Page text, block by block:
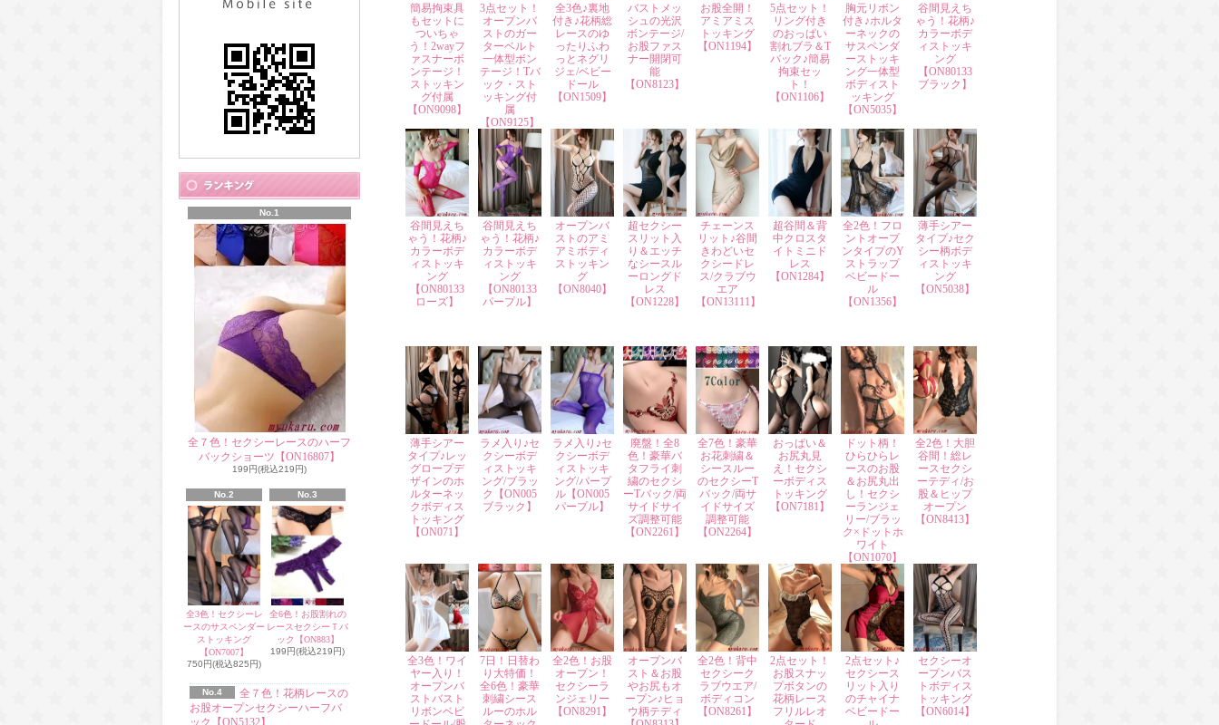
No.1
全７色！セクシーレースのハーフ
バックショーツ【ON16807】
199円(税込219円)
No.2
全3色！セクシーレ
ースのサスペンダー
ストッキング
【ON7007】
750円(税込825円)
No.3
全6色！お股割れの
レースセクシーＴバ
ック【ON883】
199円(税込219円)
No.4
全７色！花柄レースの
お股オープンセクシーハーフバ
ック【ON5132】
簡易拘束具
もセットに
ついちゃ
う！2wayフ
ァスナーボ
ンテージ！
ストッキン
グ付属
【ON9098】
3点セット！
オープンバ
ストのガー
ターベルト
一体型ボン
テージ！Tバ
ック・スト
ッキング付
属
【ON9125】
全3色♪裏地
付き♪花柄総
レースのゆ
ったりふわ
っとネグリ
ジェ/ベビー
ドール
【ON1509】
バストメッ
シュの光沢
ボンテージ/
お股ファス
ナー開閉可
能
【ON8123】
お股全開！
アミアミス
トッキング
【ON1194】
5点セット！
リング付き
のおっぱい
割れブラ＆T
バック♪簡易
拘束セッ
ト！
【ON1106】
胸元リボン
付き♪ホルタ
ーネックの
サスペンダ
ーストッキ
ング一体型
ボディスト
ッキング
【ON5035】
谷間見えち
ゃう！花柄♪
カラーボデ
ィストッキ
ング
【ON80133
ブラック】
谷間見えち
ゃう！花柄♪
カラーボデ
ィストッキ
ング
【ON80133
ローズ】
谷間見えち
ゃう！花柄♪
カラーボデ
ィストッキ
ング
【ON80133
パープル】
オープンバ
ストのアミ
アミボディ
ストッキン
グ
【ON8040】
超セクシー
スリット入
り＆エッチ
なシースル
ーロングド
レス
【ON1228】
チェーンス
リット♪谷間
きわどいセ
クシードレ
ス/クラブウ
エア
【ON13111】
超谷間＆背
中クロスタ
イトミニド
レス
【ON1284】
全2色！フロ
ントオープ
ンタイプのY
ストラップ
ベビードー
ル
【ON1356】
薄手シアー
タイプ♪セク
シー柄ボデ
ィストッキ
ング
【ON5038】
薄手シアー
タイプ♪レッ
グロープデ
ザインのホ
ルターネッ
クボディス
トッキング
【ON071】
ラメ入り♪セ
クシーボデ
ィストッキ
ング/ブラッ
ク【ON005
ブラック】
ラメ入り♪セ
クシーボデ
ィストッキ
ング/パープ
ル【ON005
パープル】
廃盤！全8
色！豪華バ
タフライ刺
繍のセクシ
ーTバック/両
サイドサイ
ズ調整可能
【ON2261】
全7色！豪華
お花刺繍＆
シースルー
のセクシーT
バック/両サ
イドサイズ
調整可能
【ON2264】
おっぱい＆
お尻丸見
え！セクシ
ーボディス
トッキング
【ON7181】
ドット柄！
ひらひらレ
ースのお股
＆お尻丸出
し！セクシ
ーランジェ
リー/ブラッ
ク×ドットホ
ワイト
【ON1070】
全2色！大胆
谷間！総レ
ースセクシ
ーテディ/お
股＆ヒップ
オープン
【ON8413】
全3色！ワイ
ヤー入り！
オープンバ
ストバスト
リボンベビ
7日！日替わ
り大特価！
全6色！豪華
刺繍シース
ルーのホル
全2色！お股
オープン！
セクシーラ
ンジェリー
【ON8291】
オープンバ
スト＆お股
やお尻もオ
ープン♪ヒョ
ウ柄テディ
全2色！背中
セクシーク
ラブウエア/
ボディコン
【ON8261】
2点セット！
お股スナッ
プボタンの
花柄レース
フリルレオ
2点セット♪
セクシース
リット入り
のチャイナ
ベビードー
セクシーオ
ープンバス
トボディス
トッキング
【ON6014】